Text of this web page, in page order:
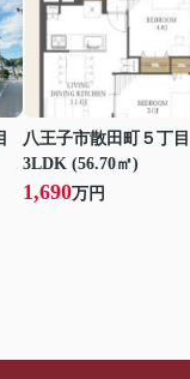
八王子市散田町５丁目
3LDK (56.70㎡)
1,690万円